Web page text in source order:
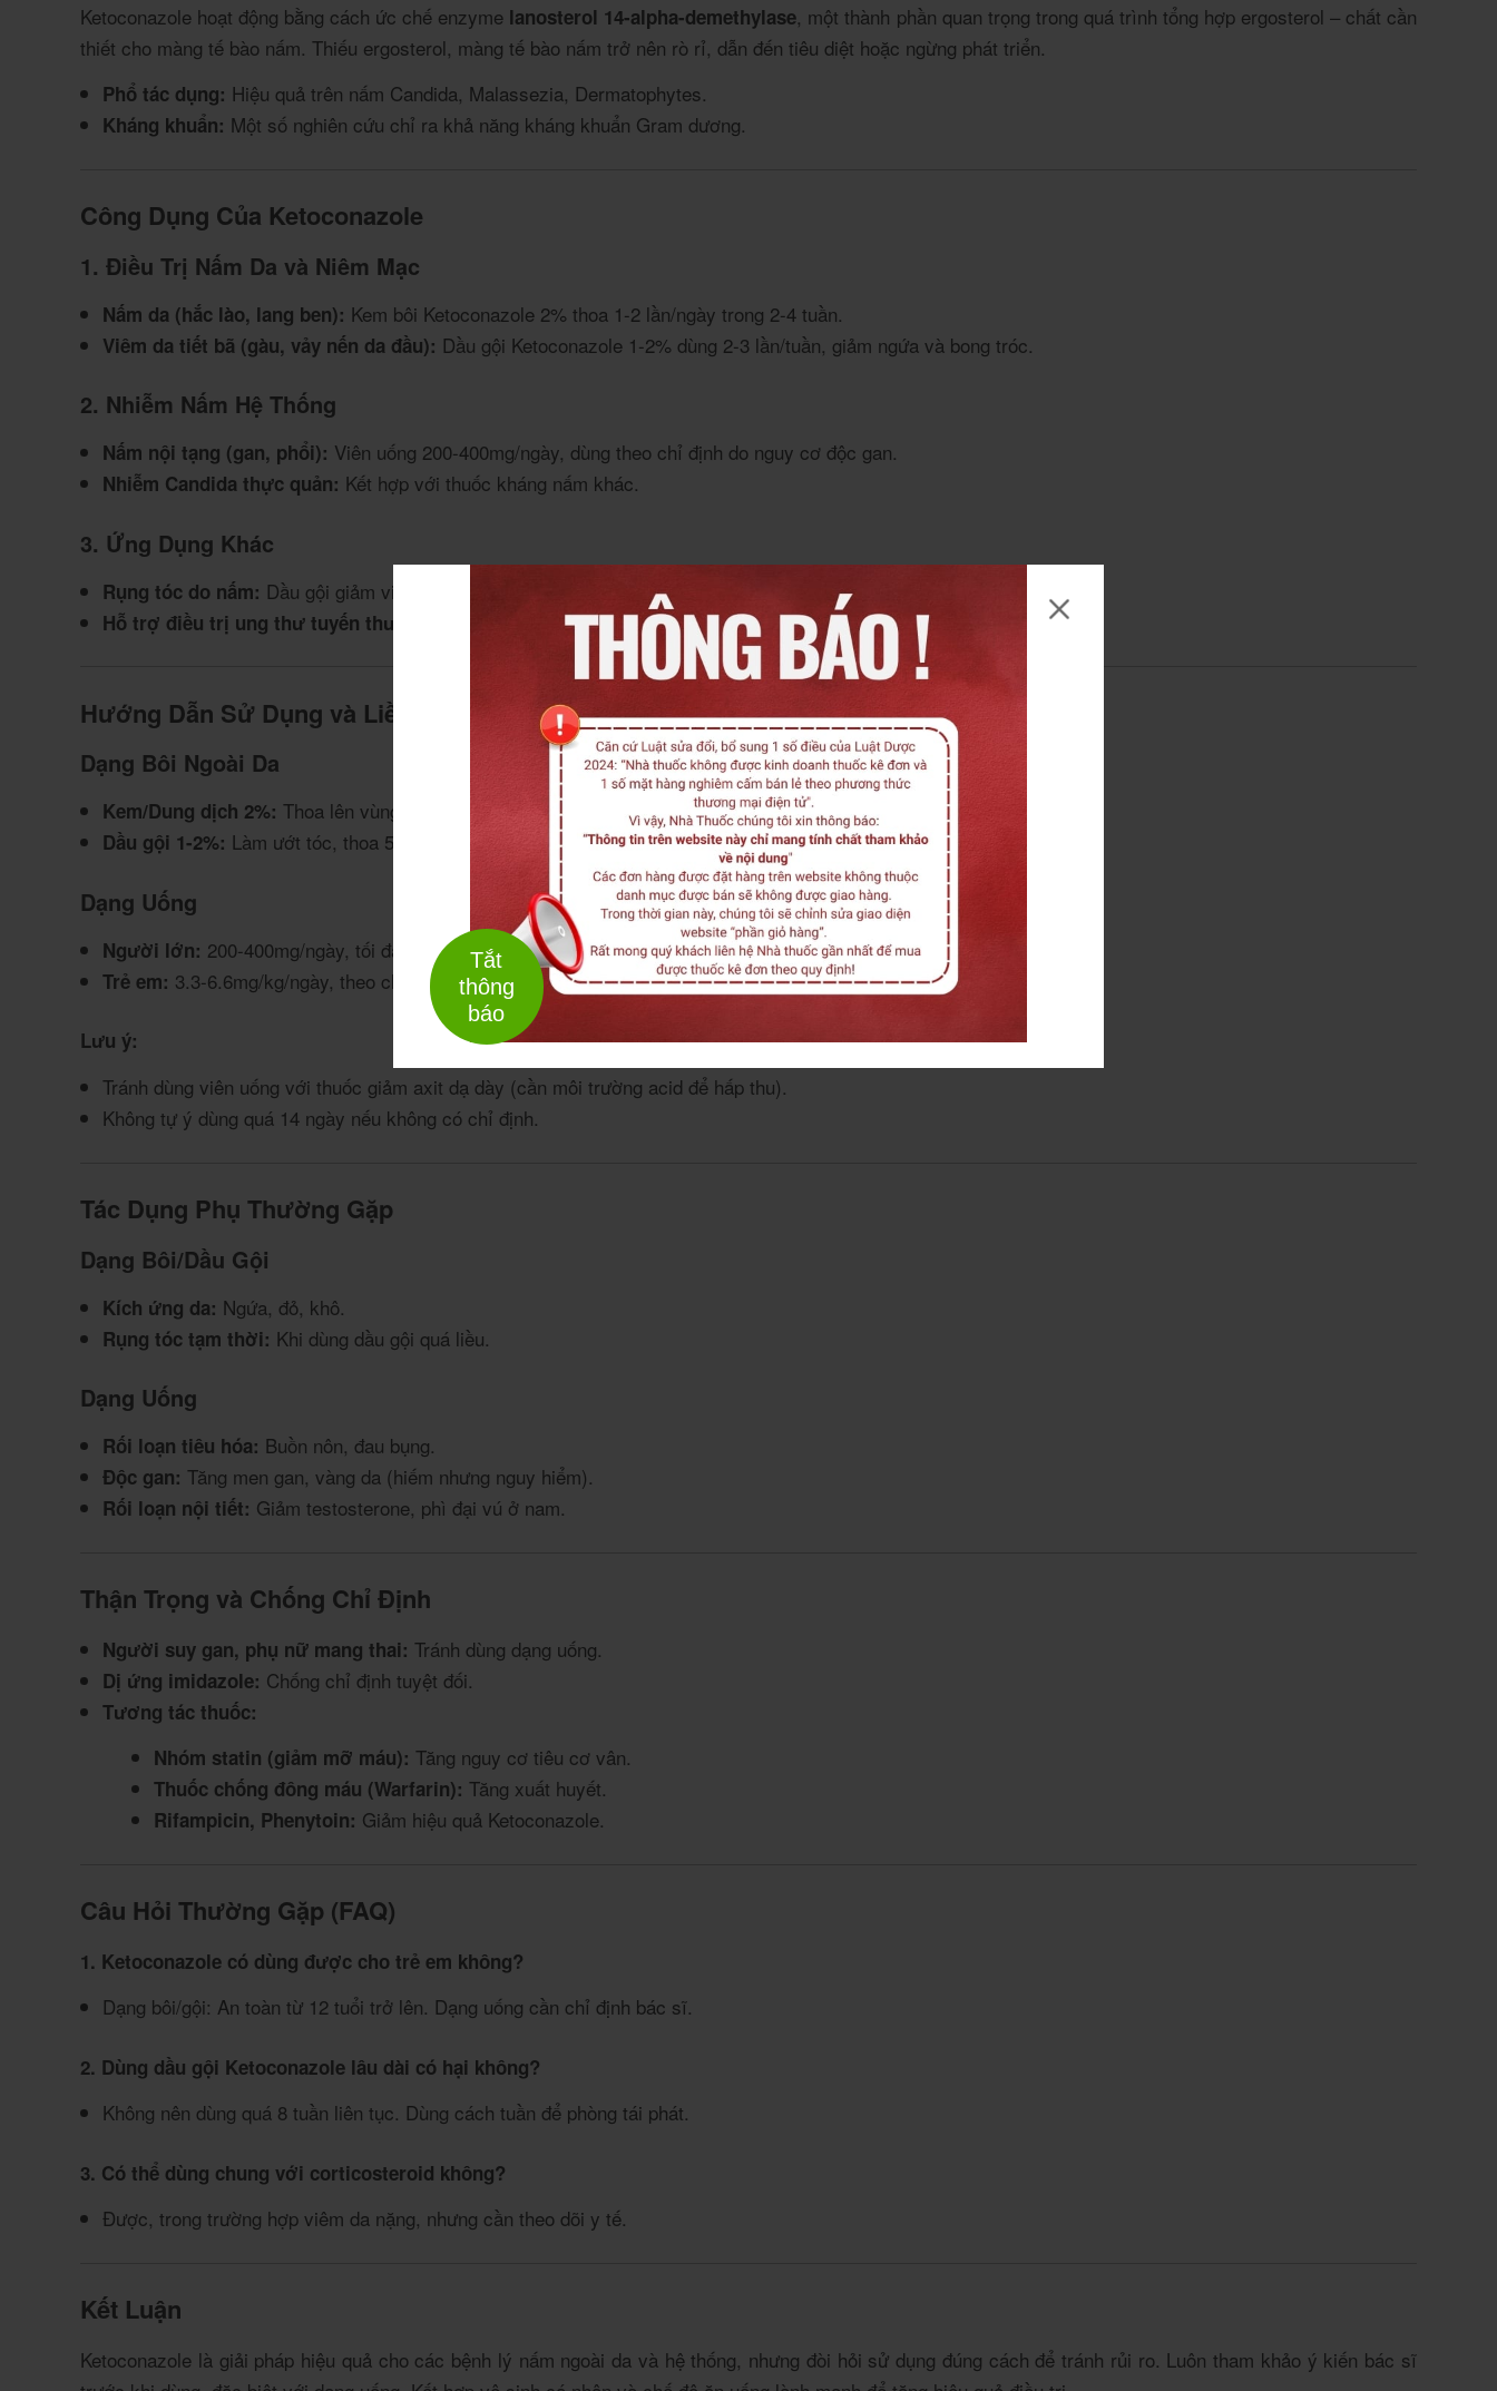
Tắt
thông
báo
Ketoconazole hoạt động bằng cách ức chế enzyme lanosterol 14-alpha-demethylase, một thành phần quan trọng trong quá trình tổng hợp ergosterol – chất cần
thiết cho màng tế bào nấm. Thiếu ergosterol, màng tế bào nấm trở nên rò rỉ, dẫn đến tiêu diệt hoặc ngừng phát triển.
Phổ tác dụng: Hiệu quả trên nấm Candida, Malassezia, Dermatophytes.
Kháng khuẩn: Một số nghiên cứu chỉ ra khả năng kháng khuẩn Gram dương.
Công Dụng Của Ketoconazole
1. Điều Trị Nấm Da và Niêm Mạc
Nấm da (hắc lào, lang ben): Kem bôi Ketoconazole 2% thoa 1-2 lần/ngày trong 2-4 tuần.
Viêm da tiết bã (gàu, vảy nến da đầu): Dầu gội Ketoconazole 1-2% dùng 2-3 lần/tuần, giảm ngứa và bong tróc.
2. Nhiễm Nấm Hệ Thống
Nấm nội tạng (gan, phổi): Viên uống 200-400mg/ngày, dùng theo chỉ định do nguy cơ độc gan.
Nhiễm Candida thực quản: Kết hợp với thuốc kháng nấm khác.
3. Ứng Dụng Khác
Rụng tóc do nấm: Dầu gội giảm viêm nang lông.
Hỗ trợ điều trị ung thư tuyến thượng thận: Ức chế sản xuất cortisol.
Hướng Dẫn Sử Dụng và Liều Dùng
Dạng Bôi Ngoài Da
Kem/Dung dịch 2%: Thoa lên vùng nhiễm nấm 1-2 lần/ngày.
Dầu gội 1-2%: Làm ướt tóc, thoa 5-10ml, massage 3-5 phút, xả sạch. Dùng 2 lần/tuần để phòng tái phát.
Dạng Uống
Người lớn: 200-400mg/ngày, tối đa 28 ngày.
Trẻ em: 3.3-6.6mg/kg/ngày, theo chỉ định.
Lưu ý:
Tránh dùng viên uống với thuốc giảm axit dạ dày (cần môi trường acid để hấp thu).
Không tự ý dùng quá 14 ngày nếu không có chỉ định.
Tác Dụng Phụ Thường Gặp
Dạng Bôi/Dầu Gội
Kích ứng da: Ngứa, đỏ, khô.
Rụng tóc tạm thời: Khi dùng dầu gội quá liều.
Dạng Uống
Rối loạn tiêu hóa: Buồn nôn, đau bụng.
Độc gan: Tăng men gan, vàng da (hiếm nhưng nguy hiểm).
Rối loạn nội tiết: Giảm testosterone, phì đại vú ở nam.
Thận Trọng và Chống Chỉ Định
Người suy gan, phụ nữ mang thai: Tránh dùng dạng uống.
Dị ứng imidazole: Chống chỉ định tuyệt đối.
Tương tác thuốc:
Nhóm statin (giảm mỡ máu): Tăng nguy cơ tiêu cơ vân.
Thuốc chống đông máu (Warfarin): Tăng xuất huyết.
Rifampicin, Phenytoin: Giảm hiệu quả Ketoconazole.
Câu Hỏi Thường Gặp (FAQ)
1. Ketoconazole có dùng được cho trẻ em không?
Dạng bôi/gội: An toàn từ 12 tuổi trở lên. Dạng uống cần chỉ định bác sĩ.
2. Dùng dầu gội Ketoconazole lâu dài có hại không?
Không nên dùng quá 8 tuần liên tục. Dùng cách tuần để phòng tái phát.
3. Có thể dùng chung với corticosteroid không?
Được, trong trường hợp viêm da nặng, nhưng cần theo dõi y tế.
Kết Luận
Ketoconazole là giải pháp hiệu quả cho các bệnh lý nấm ngoài da và hệ thống, nhưng đòi hỏi sử dụng đúng cách để tránh rủi ro. Luôn tham khảo ý kiến bác sĩ